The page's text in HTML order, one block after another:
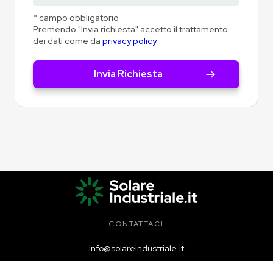
* campo obbligatorio
Premendo "Invia richiesta" accetto il trattamento
dei dati come daprivacy policy
CONTATTACI
info@solareindustriale.it